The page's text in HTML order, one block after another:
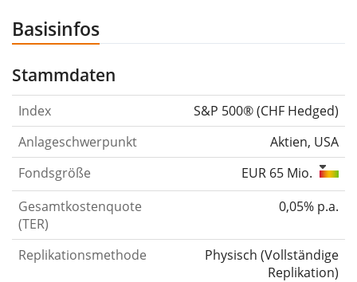
Basisinfos
Stammdaten
Index
S&P 500® (CHF Hedged)
Anlageschwerpunkt
Aktien, USA
Fondsgröße
EUR 65 Mio.
Gesamtkostenquote
(TER)
0,05% p.a.
Replikationsmethode Physisch (Vollständige
Replikation)